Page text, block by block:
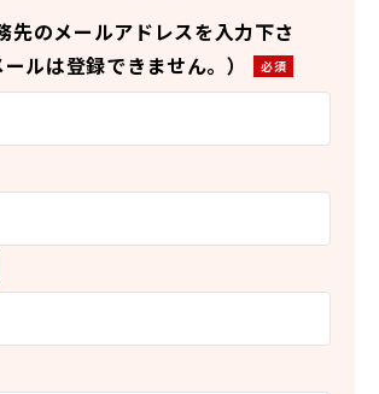
先のメールアドレスを入力下さ
ルは登録できません。）